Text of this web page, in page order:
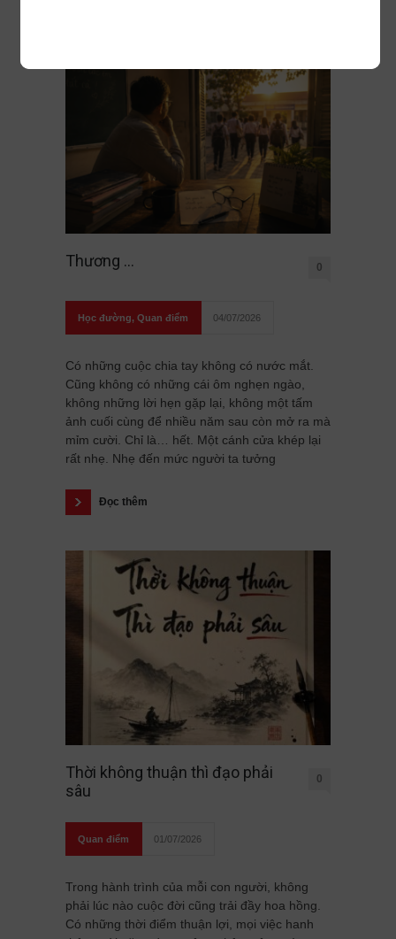
Thương … 0
Học đường, Quan điểm 04/07/2026
Có những cuộc chia tay không có nước mắt.
Cũng không có những cái ôm nghẹn ngào,
không những lời hẹn gặp lại, không một tấm
ảnh cuối cùng để nhiều năm sau còn mở ra mà
mỉm cười. Chỉ là… hết. Một cánh cửa khép lại
rất nhẹ. Nhẹ đến mức người ta tưởng
Đọc thêm
Thời không thuận thì đạo phải
sâu
0
Quan điểm 01/07/2026
Trong hành trình của mỗi con người, không
phải lúc nào cuộc đời cũng trải đầy hoa hồng.
Có những thời điểm thuận lợi, mọi việc hanh